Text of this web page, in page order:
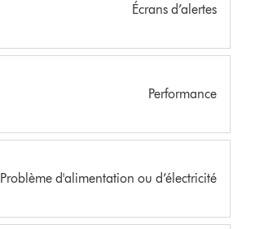
Écrans d’alertes
Performance
Problème d'alimentation ou d’électricité